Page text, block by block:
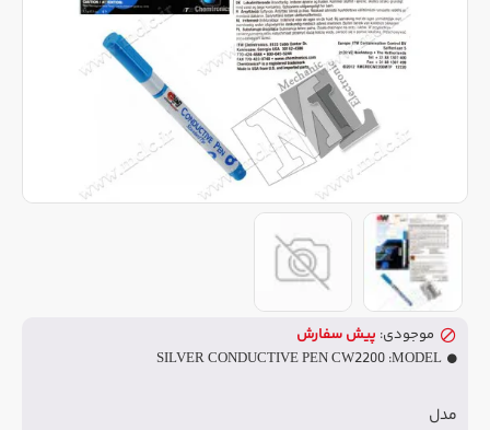
موجودی: پیش سفارش
MODEL:
SILVER CONDUCTIVE PEN CW2200
مدل